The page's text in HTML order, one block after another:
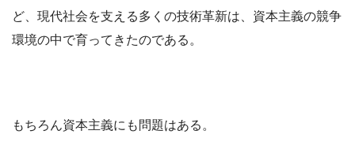
ど、現代社会を支える多くの技術革新は、資本主義の競争
環境の中で育ってきたのである。
もちろん資本主義にも問題はある。